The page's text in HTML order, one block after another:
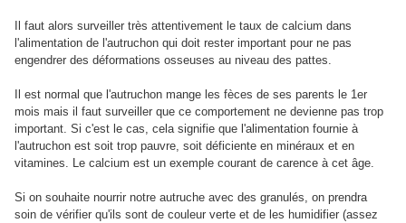
Il faut alors surveiller très attentivement le taux de calcium dans
l'alimentation de l'autruchon qui doit rester important pour ne pas
engendrer des déformations osseuses au niveau des pattes.
Il est normal que l'autruchon mange les fèces de ses parents le 1er
mois mais il faut surveiller que ce comportement ne devienne pas trop
important. Si c'est le cas, cela signifie que l'alimentation fournie à
l'autruchon est soit trop pauvre, soit déficiente en minéraux et en
vitamines. Le calcium est un exemple courant de carence à cet âge.
Si on souhaite nourrir notre autruche avec des granulés, on prendra
soin de vérifier qu'ils sont de couleur verte et de les humidifier (assez